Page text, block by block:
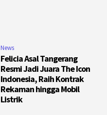
News
Felicia Asal Tangerang
Resmi Jadi Juara The Icon
Indonesia, Raih Kontrak
Rekaman hingga Mobil
Listrik